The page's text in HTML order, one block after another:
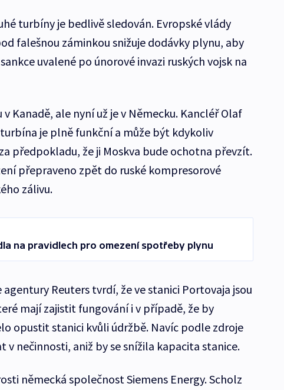
turbíny je bedlivě sledován. Evropské vlády
falešnou záminkou snižuje dodávky plynu, aby
uvalené po únorové invazi ruských vojsk na
Kanadě, ale nyní už je v Německu. Kancléř Olaf
je plně funkční a může být kdykoliv
předpokladu, že ji Moskva bude ochotna převzít.
přepraveno zpět do ruské kompresorové
zálivu.
na pravidlech pro omezení spotřeby plynu
Reuters tvrdí, že ve stanici Portovaja jsou
mají zajistit fungování i v případě, že by
opustit stanici kvůli údržbě. Navíc podle zdroje
v nečinnosti, aniž by se snížila kapacita stanice.
německá společnost Siemens Energy. Scholz